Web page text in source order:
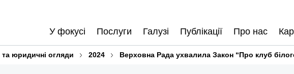
У фокусі Послуги Галузі Публікації Про нас
та юридичні огляди 2024 Верховна Рада ухвалила Закон “Про клуб